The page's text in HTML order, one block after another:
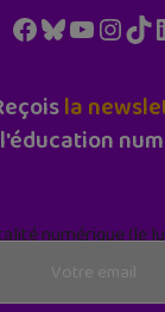
Facebook
Bluesky
la
numérique (le